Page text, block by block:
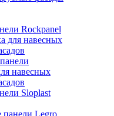
Rockpanel
для навесных
навесных
Sloplast
панели Legro